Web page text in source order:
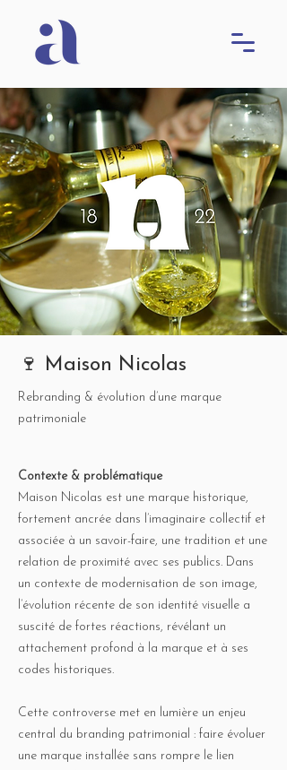
🍷 Maison Nicolas
Rebranding & évolution d’une marque
patrimoniale
Contexte & problématique
Maison Nicolas est une marque historique,
fortement ancrée dans l’imaginaire collectif et
associée à un savoir-faire, une tradition et une
relation de proximité avec ses publics. Dans
un contexte de modernisation de son image,
l’évolution récente de son identité visuelle a
suscité de fortes réactions, révélant un
attachement profond à la marque et à ses
codes historiques.
Cette controverse met en lumière un enjeu
central du branding patrimonial : faire évoluer
une marque installée sans rompre le lien